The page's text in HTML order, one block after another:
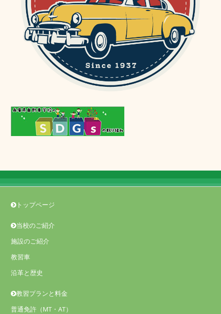
トップページ
当校のご紹介
施設のご紹介
教習車
沿革と歴史
教習プランと料金
普通免許（MT・AT）